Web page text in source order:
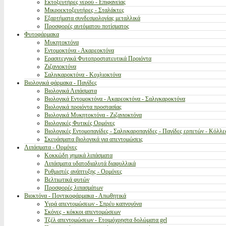
Εκτοξευτήρες νερού - Επιφανείας
Μικροεκτοξευτήρες - Σταλάκτες
Εξαρτήματα συνδεσμολογίας μεταλλικά
Προσφορές αυτόματου ποτίσματος
Φυτοφάρμακα
Μυκητοκτόνα
Εντομοκτόνα - Ακαρεοκτόνα
Ερασιτεχνικά Φυτοπροστατευτικά Προιόντα
Ζιζανιοκτόνα
Σαλιγκαροκτόνα - Κοχλιοκτόνα
Βιολογικά φάρμακα - Παγίδες
Βιολογικά Λιπάσματα
Βιολογικά Εντομοκτόνα - Ακαρεοκτόνα - Σαλιγκαροκτόνα
Βιολογικά προιόντα προστασίας
Βιολογικά Μυκητοκτόνα - Ζιζανιοκτόνα
Βιολογικές Φυτικές Ορμόνες
Βιολογικές Εντομοπαγίδες - Σαλιγκαροπαγίδες - Παγίδες ερπετών -
Σκευάσματα βιολογικά για απεντομώσεις
Λιπάσματα - Ορμόνες
Κοκκώδη χημικά λιπάσματα
Λιπάσματα υδατοδιαλυτά διαφυλλικά
Ρυθμιστές ανάπτυξης - Ορμόνες
Βελτιωτικά φυτών
Προσφορές λιπασμάτων
Βιοκτόνα - Ποντικοφάρμακα - Απωθητικά
Υγρά απεντομώσεων - Σπρέυ καπνογόνα
Σκόνες - κόκκοι απεντομώσεων
Τζέλ απεντομώσεων - Ετοιμόχρηστα δολώματα gel